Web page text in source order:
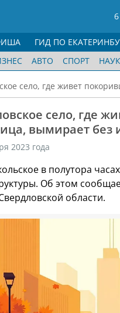
АВТО СПОРТ
ГИД ПО
село, где живет
село, где
вымирает без
2023 года
в полутора
Об этом
области.